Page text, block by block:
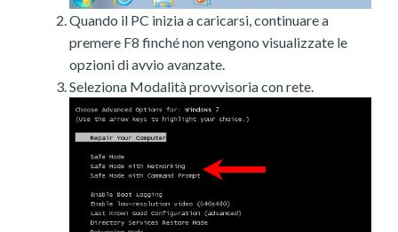
Quando il PC inizia a caricarsi, continuare a
premere F8 finché non vengono visualizzate le
opzioni di avvio avanzate.
Seleziona Modalità provvisoria con rete.